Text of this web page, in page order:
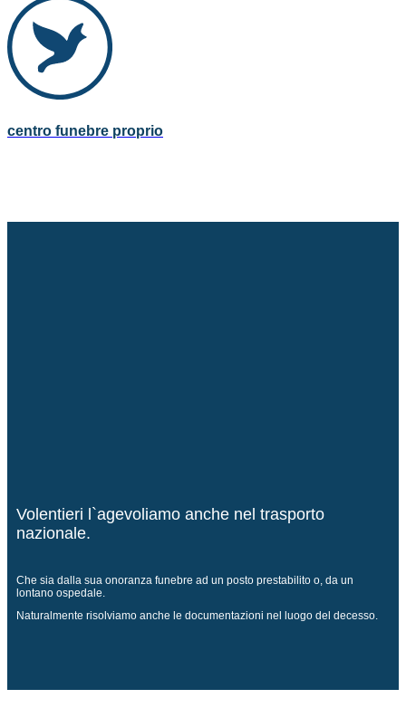
centro funebre proprio
Volentieri l`agevoliamo anche nel trasporto
nazionale.
Che sia dalla sua onoranza funebre ad un posto prestabilito o, da un
lontano ospedale.
Naturalmente risolviamo anche le documentazioni nel luogo del decesso.